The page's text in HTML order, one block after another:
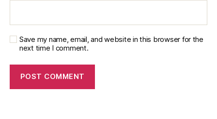
Save my name, email, and website in this browser for the
next time I comment.